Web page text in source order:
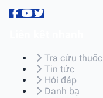
Tra cứu thuốc
Tin tức
Hỏi đáp
Danh bạ